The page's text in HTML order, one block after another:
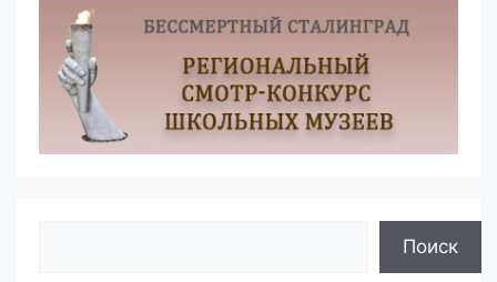
Поиск